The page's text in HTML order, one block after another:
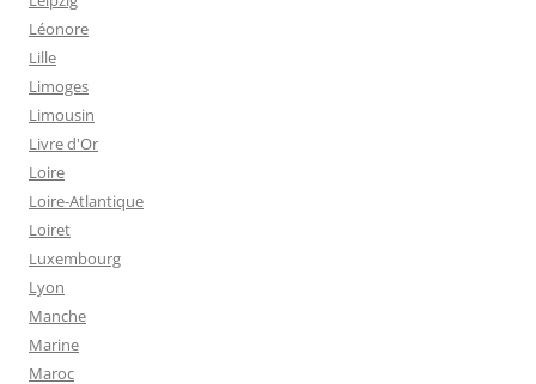
Léonore
Lille
Limoges
Limousin
Livre d'Or
Loire
Loire-Atlantique
Loiret
Luxembourg
Lyon
Manche
Marine
Maroc